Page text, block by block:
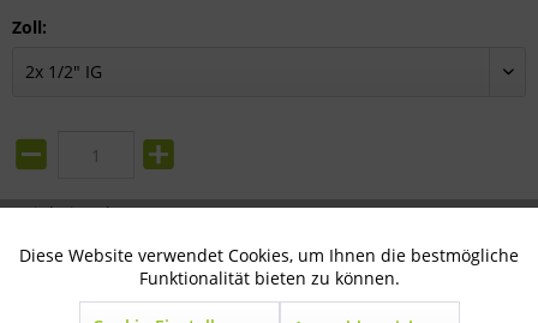
Zoll:
Einheit:Stk.
In denWarenkorb
Merken Bewerten
Technisch notwendig Aktiv
Diese Website verwendet Cookies, um Ihnen die bestmögliche
Funktionalität bieten zu können.